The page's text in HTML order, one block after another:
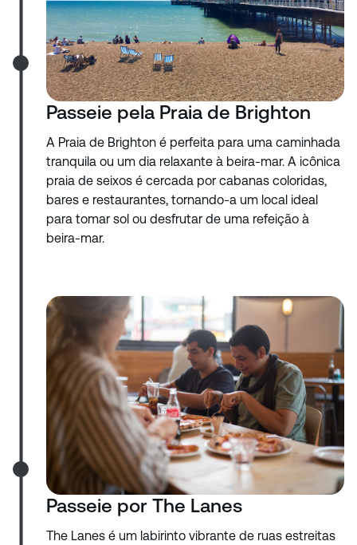
Passeie pela Praia de Brighton
A Praia de Brighton é perfeita para uma caminhada
tranquila ou um dia relaxante à beira-mar. A icônica
praia de seixos é cercada por cabanas coloridas,
bares e restaurantes, tornando-a um local ideal
para tomar sol ou desfrutar de uma refeição à
beira-mar.
Passeie por The Lanes
The Lanes é um labirinto vibrante de ruas estreitas